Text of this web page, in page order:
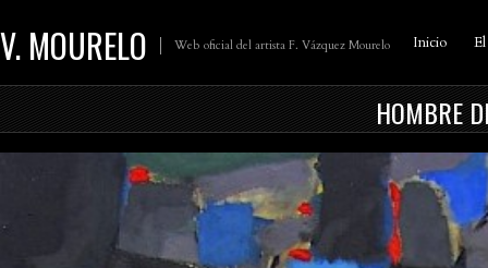
V. MOURELO Web oficial del artista F. Vázquez Mourelo Inicio
HOMBRE